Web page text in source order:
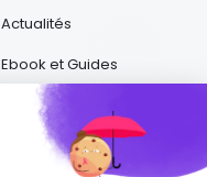
Actualités
Ebook et Guides
Podcasts
Success Stories